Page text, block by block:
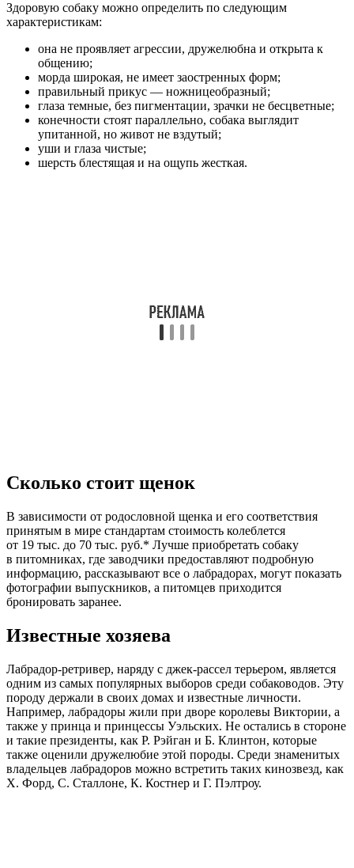
Здоровую собаку можно определить по следующим
характеристикам:
она не проявляет агрессии, дружелюбна и открыта к
общению;
морда широкая, не имеет заостренных форм;
правильный прикус — ножницеобразный;
глаза темные, без пигментации, зрачки не бесцветные;
конечности стоят параллельно, собака выглядит
упитанной, но живот не вздутый;
уши и глаза чистые;
шерсть блестящая и на ощупь жесткая.
Сколько стоит щенок
В зависимости от родословной щенка и его соответствия
принятым в мире стандартам стоимость колеблется
от 19 тыс. до 70 тыс. руб.* Лучше приобретать собаку
в питомниках, где заводчики предоставляют подробную
информацию, рассказывают все о лабрадорах, могут показать
фотографии выпускников, а питомцев приходится
бронировать заранее.
Известные хозяева
Лабрадор-ретривер, наряду с джек-рассел терьером, является
одним из самых популярных выборов среди собаководов. Эту
породу держали в своих домах и известные личности.
Например, лабрадоры жили при дворе королевы Виктории, а
также у принца и принцессы Уэльских. Не остались в стороне
и такие президенты, как Р. Рэйган и Б. Клинтон, которые
также оценили дружелюбие этой породы. Среди знаменитых
владельцев лабрадоров можно встретить таких кинозвезд, как
Х. Форд, С. Сталлоне, К. Костнер и Г. Пэлтроу.